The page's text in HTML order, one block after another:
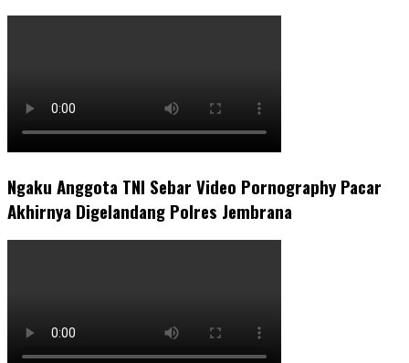
Ngaku Anggota TNI Sebar Video Pornography Pacar
Akhirnya Digelandang Polres Jembrana